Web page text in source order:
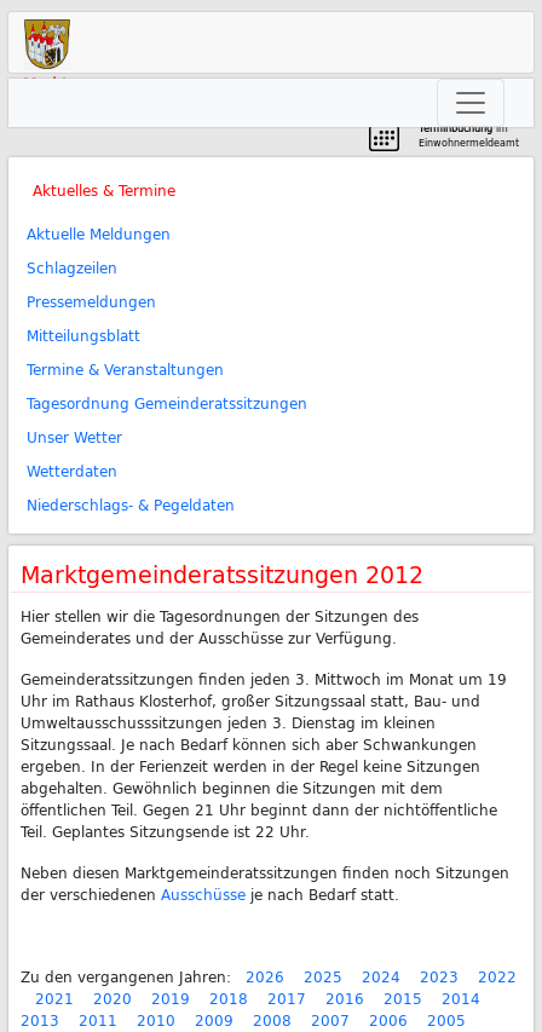
Markt
Terminbuchungim
Einwohnermeldeamt
Aktuelles & Termine
Aktuelle Meldungen
Schlagzeilen
Pressemeldungen
Mitteilungsblatt
Termine & Veranstaltungen
Tagesordnung Gemeinderatssitzungen
Unser Wetter
Wetterdaten
Niederschlags- & Pegeldaten
Marktgemeinderatssitzungen 2012
Hier stellen wir die Tagesordnungen der Sitzungen des
Gemeinderates und der Ausschüsse zur Verfügung.
Gemeinderatssitzungen finden jeden 3. Mittwoch im Monat um 19
Uhr im Rathaus Klosterhof, großer Sitzungssaal statt, Bau- und
Umweltausschusssitzungen jeden 3. Dienstag im kleinen
Sitzungssaal. Je nach Bedarf können sich aber Schwankungen
ergeben. In der Ferienzeit werden in der Regel keine Sitzungen
abgehalten. Gewöhnlich beginnen die Sitzungen mit dem
öffentlichen Teil. Gegen 21 Uhr beginnt dann der nichtöffentliche
Teil. Geplantes Sitzungsende ist 22 Uhr.
Neben diesen Marktgemeinderatssitzungen finden noch Sitzungen
der verschiedenen Ausschüsse je nach Bedarf statt.
Zu den vergangenen Jahren: 2026 2025 2024 2023
2022
2021
2020 2019 2018 2017 2016 2015
2014
2013
2011 2010 2009 2008 2007 2006 2005